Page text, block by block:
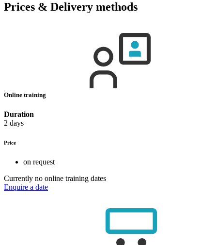
Prices & Delivery methods
Online training
Duration
2 days
Price
on request
Currently no online training dates
Enquire a date